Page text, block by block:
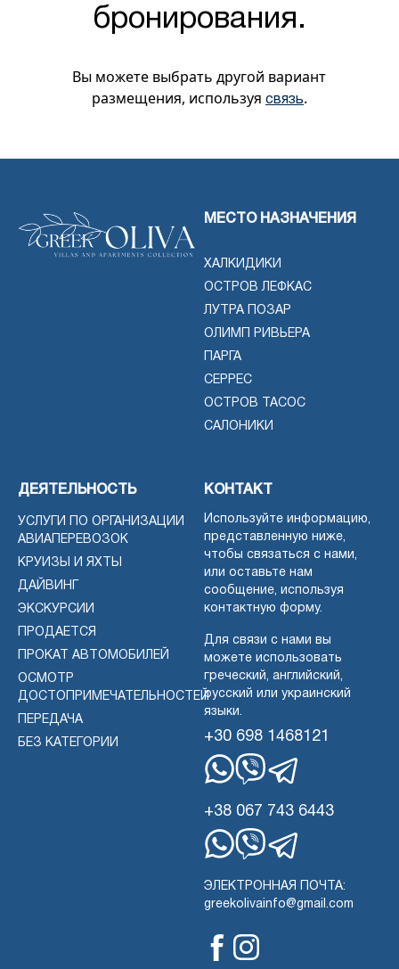
бронирования.
Вы можете выбрать другой вариант
размещения, используя связь.
МЕСТО НАЗНАЧЕНИЯ
ХАЛКИДИКИ
ОСТРОВ ЛЕФКАС
ЛУТРА ПОЗАР
ОЛИМП РИВЬЕРА
ПАРГА
СЕРРЕС
ОСТРОВ ТАСОС
САЛОНИКИ
ДЕЯТЕЛЬНОСТЬ
УСЛУГИ ПО ОРГАНИЗАЦИИ
АВИАПЕРЕВОЗОК
КРУИЗЫ И ЯХТЫ
ДАЙВИНГ
ЭКСКУРСИИ
ПРОДАЕТСЯ
ПРОКАТ АВТОМОБИЛЕЙ
ОСМОТР
ДОСТОПРИМЕЧАТЕЛЬНОСТЕЙ
ПЕРЕДАЧА
БЕЗ КАТЕГОРИИ
КОНТАКТ
Используйте информацию,
представленную ниже,
чтобы связаться с нами,
или оставьте нам
сообщение, используя
контактную форму.
Для связи с нами вы
можете использовать
греческий, английский,
русский или украинский
языки.
+30 698 1468121
+38 067 743 6443
ЭЛЕКТРОННАЯ ПОЧТА:
greekolivainfo@gmail.com